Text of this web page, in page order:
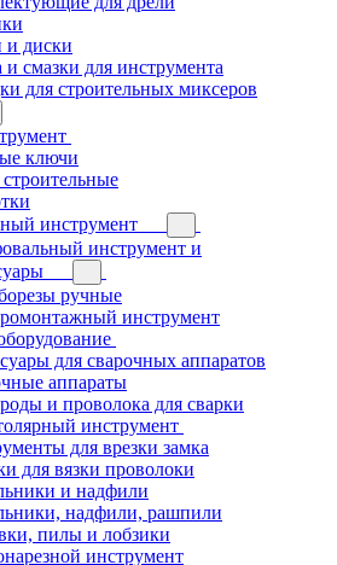
и диски
смазки для инструмента
для строительных миксеров
ключи
инструмент
инструмент и
ручные
инструмент
для сварочных аппаратов
аппараты
и проволока для сварки
инструмент
для врезки замка
для вязки проволоки
и надфили
надфили, рашпили
пилы и лобзики
инструмент